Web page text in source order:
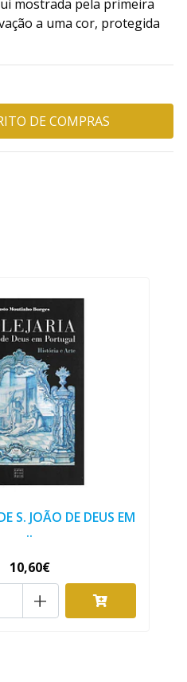
mostrada pela primeira
a uma cor, protegida
S. JOÃO DE DEUS EM
..
10,60€
+